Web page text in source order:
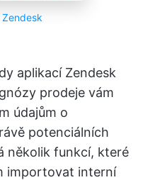
Zendesk
aplikací Zendesk
prodeje vám
údajům o
potenciálních
několik funkcí, které
importovat interní